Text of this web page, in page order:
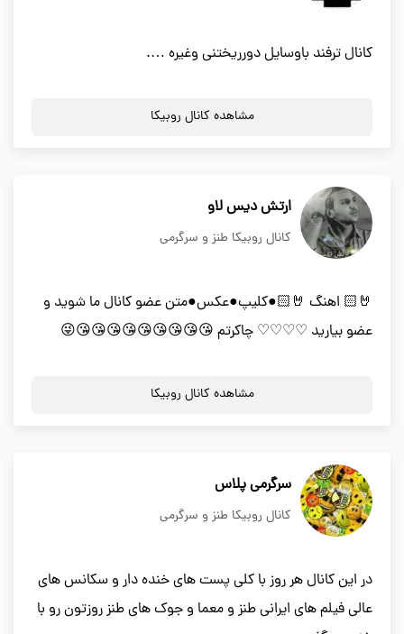
کانال ترفند باوسایل دورریختنی وغیره ….
مشاهده کانال روبیکا
ارتش دیس لاو
کانال روبیکا طنز و سرگرمی
🤘🏻 اهنگ 🤘🏻●کلیپ●عکس●متن عضو کانال ما شوید و
عضو بیارید ♡♡♡♡ چاکرتم 😘😘😘😘😘😘😘😘😘😜
مشاهده کانال روبیکا
سرگرمی پلاس
کانال روبیکا طنز و سرگرمی
در این کانال هر روز با کلی پست های خنده دار و سکانس های
عالی فیلم های ایرانی طنز و معما و جوک های طنز روزتون رو با